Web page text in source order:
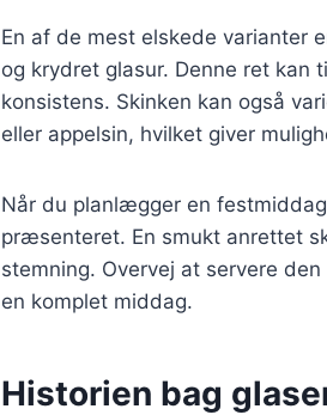
En af de mest elskede varianter
og krydret glasur. Denne ret kan
konsistens. Skinken kan også
eller appelsin, hvilket giver
Når du planlægger en
præsenteret. En smukt anrettet
stemning. Overvej at servere
en komplet middag.
Historien bag